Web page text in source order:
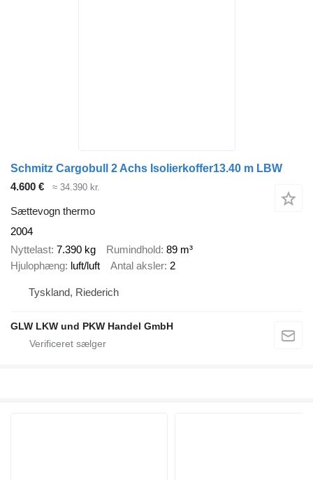
Schmitz Cargobull 2 Achs Isolierkoffer13.40 m LBW
4.600 €
≈ 34.390 kr.
Sættevogn thermo
2004
Nyttelast 7.390 kg Rumindhold 89 m³
Hjulophæng luft/luft Antal aksler 2
Tyskland, Riederich
GLW LKW und PKW Handel GmbH